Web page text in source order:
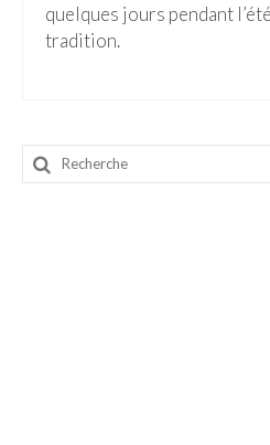
Pérou
ASIE
quelques jours pendant
tradition.
Rechercher
: